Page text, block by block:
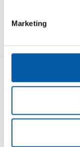
Marketing
KONTAKT